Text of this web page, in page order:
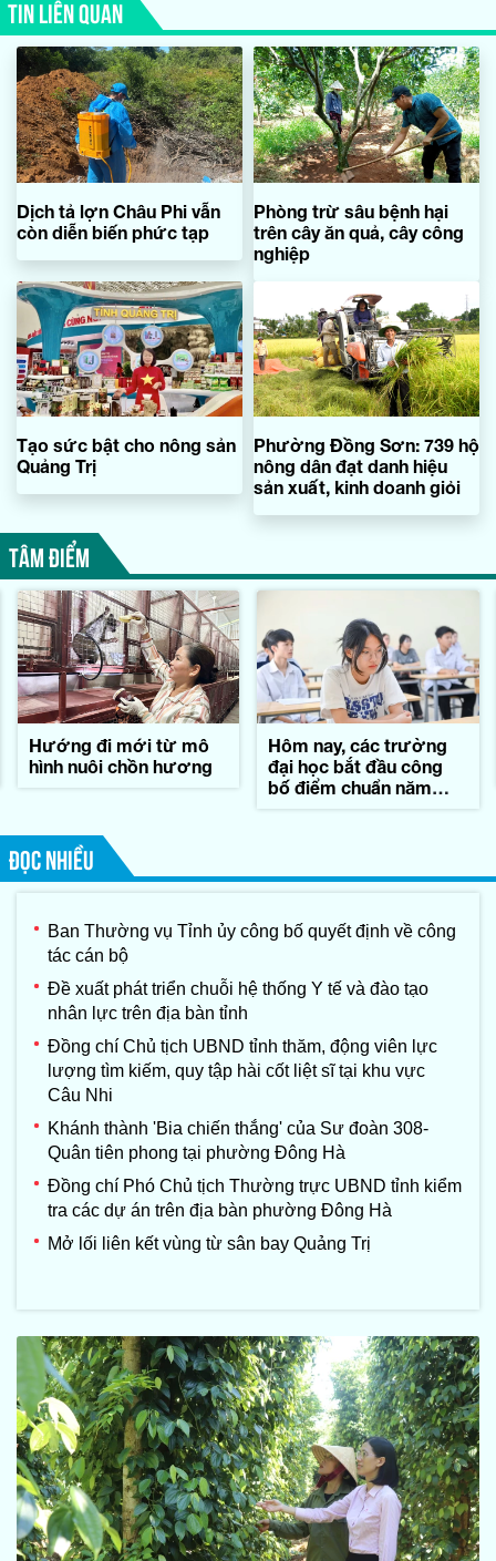
TIN LIÊN QUAN
Dịch tả lợn Châu Phi vẫn
còn diễn biến phức tạp
Phòng trừ sâu bệnh hại
trên cây ăn quả, cây công
nghiệp
Tạo sức bật cho nông sản
Quảng Trị
Phường Đồng Sơn: 739 hộ
nông dân đạt danh hiệu
sản xuất, kinh doanh giỏi
TÂM ĐIỂM
Hướng đi mới từ mô
hình nuôi chồn hương
Hôm nay, các trường
đại học bắt đầu công
bố điểm chuẩn năm
ĐỌC NHIỀU
Ban Thường vụ Tỉnh ủy công bố quyết định về công
tác cán bộ
Đề xuất phát triển chuỗi hệ thống Y tế và đào tạo
nhân lực trên địa bàn tỉnh
Đồng chí Chủ tịch UBND tỉnh thăm, động viên lực
lượng tìm kiếm, quy tập hài cốt liệt sĩ tại khu vực
Câu Nhi
Khánh thành 'Bia chiến thắng' của Sư đoàn 308-
Quân tiên phong tại phường Đông Hà
Đồng chí Phó Chủ tịch Thường trực UBND tỉnh kiểm
tra các dự án trên địa bàn phường Đông Hà
Mở lối liên kết vùng từ sân bay Quảng Trị